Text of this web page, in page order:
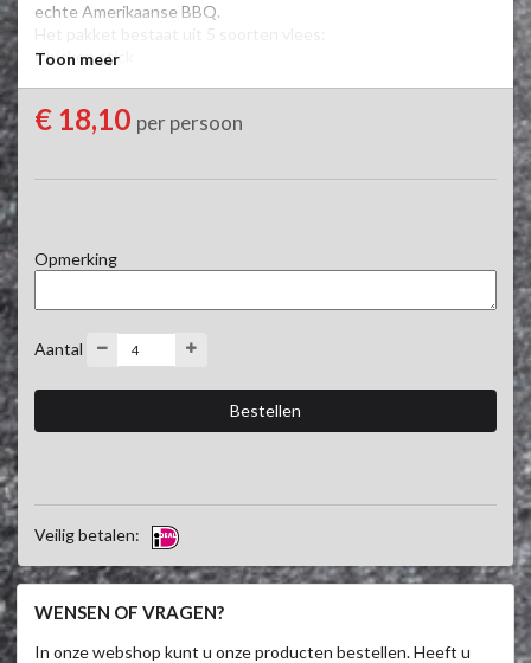
echte Amerikaanse BBQ.
Het pakket bestaat uit 5 soorten vlees:
Chicken stick
Pork shank
Toon meer
€ 18,10 per persoon
Opmerking
Aantal
Veilig betalen:
WENSEN OF VRAGEN?
In onze webshop kunt u onze producten bestellen. Heeft u